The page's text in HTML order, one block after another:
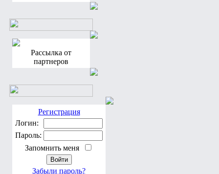
Рассылка от
партнеров
Регистрация
Логин:
Пароль:
Запомнить меня
Забыли пароль?